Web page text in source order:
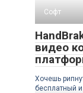
Софт
видео
Хочешь
бесплатный